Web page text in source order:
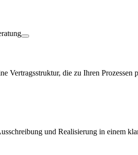
Vertragsstruktur, die zu Ihren Prozessen
und Realisierung in einem